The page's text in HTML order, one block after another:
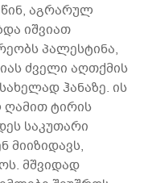
აგრარულ
იშვიათ
პალესტინა,
ძველი აღთქმის
ჰანაზე. ის
ღამით ტირის
საკუთარი
მიიზიდავს,
მშვიდად